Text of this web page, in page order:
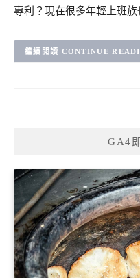
專利？現在很多年輕上班
CONTINUE
GA4